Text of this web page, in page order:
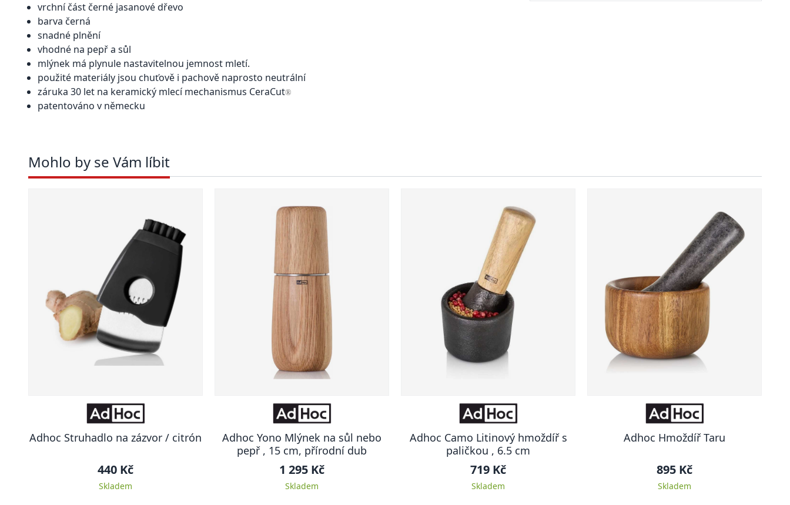
vrchní část černé jasanové dřevo
barva černá
snadné plnění
vhodné na pepř a sůl
mlýnek má plynule nastavitelnou jemnost mletí.
použité materiály jsou chuťově i pachově naprosto neutrální
záruka 30 let na keramický mlecí mechanismus CeraCut®
patentováno v německu
Mohlo by se Vám líbit
Adhoc Struhadlo na zázvor / citrón
440 Kč
Skladem
Adhoc Yono Mlýnek na sůl nebo
pepř , 15 cm, přírodní dub
1 295 Kč
Skladem
Adhoc Camo Litinový hmoždíř s
paličkou , 6.5 cm
719 Kč
Skladem
Adhoc Hmoždíř Taru
895 Kč
Skladem